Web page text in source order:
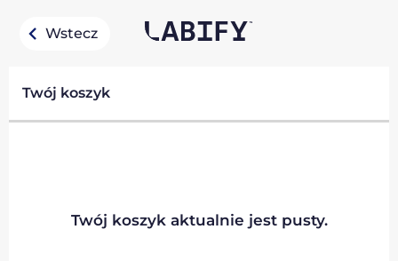
Wstecz
Twój koszyk
Twój koszyk aktualnie jest pusty.